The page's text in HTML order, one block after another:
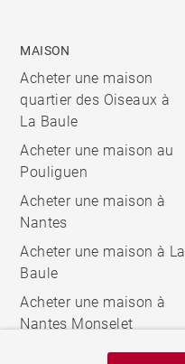
MAISON
Acheter une maison
quartier des Oiseaux à
La Baule
Acheter une maison au
Pouliguen
Acheter une maison à
Nantes
Acheter une maison à La
Baule
Acheter une maison à
Nantes Monselet